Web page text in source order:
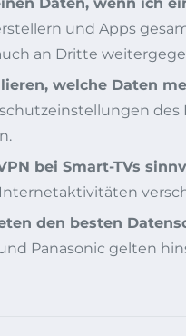
und Apps
an Dritte
welche Daten
bei Smart-TVs
den besten
Panasonic gelten